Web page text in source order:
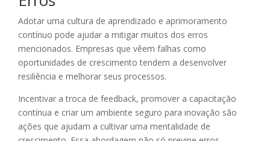
Adotar uma cultura de aprendizado e aprimoramento
contínuo pode ajudar a mitigar muitos dos erros
mencionados. Empresas que vêem falhas como
oportunidades de crescimento tendem a desenvolver
resiliência e melhorar seus processos.
Incentivar a troca de feedback, promover a capacitação
contínua e criar um ambiente seguro para inovação são
ações que ajudam a cultivar uma mentalidade de